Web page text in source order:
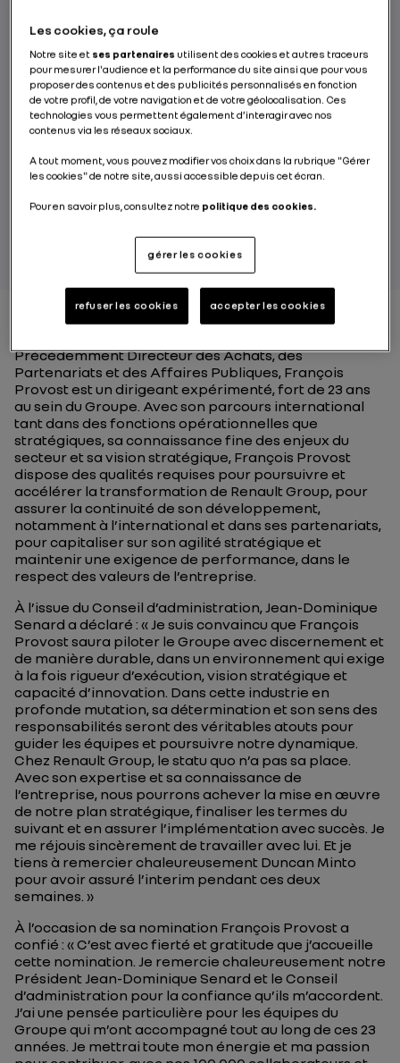
Le Conseil d’administration de Renault
Group, réuni ce jour sous la présidence de
Jean-Dominique Senard, a décidé, sur
recommandation du Comité de la
gouvernance et des rémunérations, de
nommer François Provost à compter du 31
juillet Directeur général de Renault S.A. et
Président de Renault s.a.s. pour une durée de
quatre ans, ainsi qu’administrateur de
Précédemment Directeur des Achats, des
Partenariats et des Affaires Publiques, François
Provost est un dirigeant expérimenté, fort de 23 ans
au sein du Groupe. Avec son parcours international
tant dans des fonctions opérationnelles que
stratégiques, sa connaissance fine des enjeux du
secteur et sa vision stratégique, François Provost
dispose des qualités requises pour poursuivre et
accélérer la transformation de Renault Group, pour
assurer la continuité de son développement,
notamment à l’international et dans ses partenariats,
pour capitaliser sur son agilité stratégique et
maintenir une exigence de performance, dans le
respect des valeurs de l’entreprise.
À l’issue du Conseil d’administration, Jean-Dominique
Senard a déclaré : « Je suis convaincu que François
Provost saura piloter le Groupe avec discernement et
de manière durable, dans un environnement qui exige
à la fois rigueur d’exécution, vision stratégique et
capacité d’innovation. Dans cette industrie en
profonde mutation, sa détermination et son sens des
responsabilités seront des véritables atouts pour
guider les équipes et poursuivre notre dynamique.
Chez Renault Group, le statu quo n’a pas sa place.
Avec son expertise et sa connaissance de
l’entreprise, nous pourrons achever la mise en œuvre
de notre plan stratégique, finaliser les termes du
suivant et en assurer l’implémentation avec succès. Je
me réjouis sincèrement de travailler avec lui. Et je
tiens à remercier chaleureusement Duncan Minto
pour avoir assuré l’interim pendant ces deux
semaines. »
À l’occasion de sa nomination François Provost a
confié : « C’est avec fierté et gratitude que j’accueille
cette nomination. Je remercie chaleureusement notre
Président Jean-Dominique Senard et le Conseil
d’administration pour la confiance qu’ils m’accordent.
J’ai une pensée particulière pour les équipes du
Groupe qui m’ont accompagné tout au long de ces 23
années. Je mettrai toute mon énergie et ma passion
Les cookies, ça roule
Notre site et ses partenaires utilisent des cookies et autres traceurs
pour mesurer l'audience et la performance du site ainsi que pour vous
proposer des contenus et des publicités personnalisés en fonction
de votre profil, de votre navigation et de votre géolocalisation. Ces
technologies vous permettent également d’interagir avec nos
contenus via les réseaux sociaux.
A tout moment, vous pouvez modifier vos choix dans la rubrique "Gérer
les cookies" de notre site, aussi accessible depuis cet écran.
Pour en savoir plus, consultez notre politique des cookies.
gérer les cookies
refuser les cookies accepter les cookies